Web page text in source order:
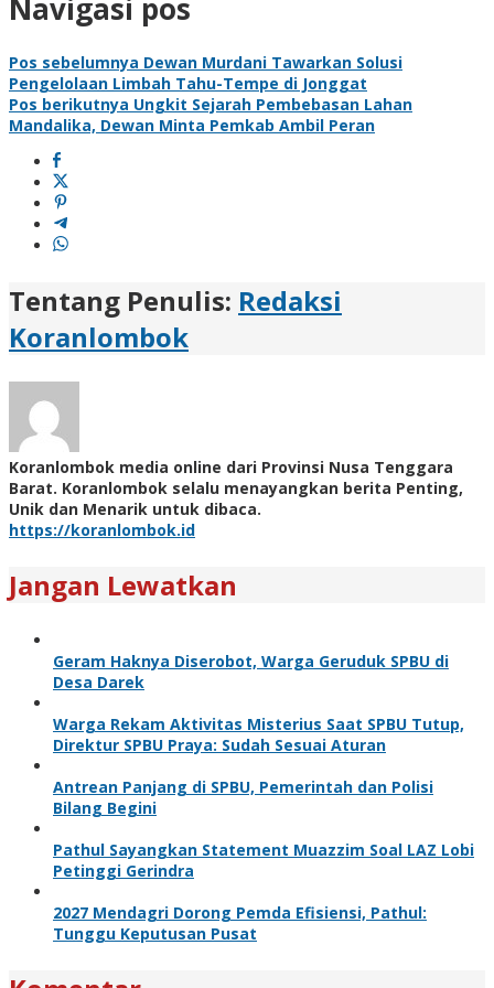
Navigasi pos
Pos sebelumnya Dewan Murdani Tawarkan Solusi
Pengelolaan Limbah Tahu-Tempe di Jonggat
Pos berikutnya Ungkit Sejarah Pembebasan Lahan
Mandalika, Dewan Minta Pemkab Ambil Peran
Tentang Penulis: Redaksi
Koranlombok
Koranlombok media online dari Provinsi Nusa Tenggara
Barat. Koranlombok selalu menayangkan berita Penting,
Unik dan Menarik untuk dibaca.
https://koranlombok.id
Jangan Lewatkan
Geram Haknya Diserobot, Warga Geruduk SPBU di
Desa Darek
Warga Rekam Aktivitas Misterius Saat SPBU Tutup,
Direktur SPBU Praya: Sudah Sesuai Aturan
Antrean Panjang di SPBU, Pemerintah dan Polisi
Bilang Begini
Pathul Sayangkan Statement Muazzim Soal LAZ Lobi
Petinggi Gerindra
2027 Mendagri Dorong Pemda Efisiensi, Pathul:
Tunggu Keputusan Pusat